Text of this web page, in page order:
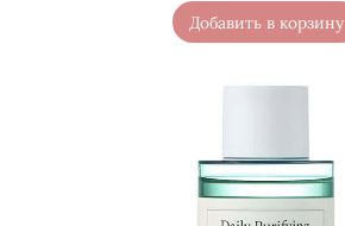
Добавить в корзину